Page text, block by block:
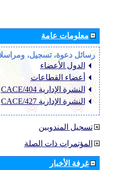
معلومات عامة
رسائل دعوة، تسجيل،
الدول الأعضاء
أعضاء القطاعات
النشرة الإدارية CACE/404
النشرة الإدارية CACE/427
تسجيل المندوبين
المؤتمرات ذات الصلة
غرفة الأخبار